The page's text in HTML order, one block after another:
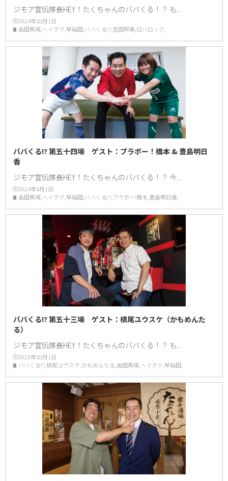
ジモア宣伝隊長HEY！たくちゃんのババくる！？ も...
2024年10月1日
高田馬場,ヘイタク,早稲田,ババくる!?,吉田照美,ロバロック,
ババくる!? 第五十四場 ゲスト：ブラボー！橋本 & 豊島明日
香
ジモア宣伝隊長HEY！たくちゃんのババくる！？ 今...
2024年4月1日
高田馬場,ヘイタク,早稲田,ババくる!?,ブラボー!橋本,豊島明日香,
ババくる!? 第五十三場 ゲスト：槙尾ユウスケ（かもめんた
る）
ジモア宣伝隊長HEY！たくちゃんのババくる！？ も...
2023年10月1日
ババくる!?,槙尾ユウスケ,かもめんたる,高田馬場,ヘイタク,早稲田,